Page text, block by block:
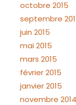
octobre 2015
septembre
juin 2015
mai 2015
mars 2015
février 2015
janvier 2015
novembre 2014